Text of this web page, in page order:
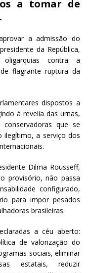
A
p
a tomar de
a admissão do
da República,
contra a
flagrante ruptura da
dispostos a
à revelia das urnas,
que se
ilegítimo, a serviço dos
Dilma Rousseff,
provisório, não passa
configurado,
para impor pesados
brasileiras.
a céu aberto:
de valorização do
sociais, eliminar
estatais, reduzir